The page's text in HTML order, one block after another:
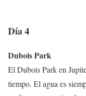
Día 4
Dubois Park
El Dubois Park en
tiempo. El agua es